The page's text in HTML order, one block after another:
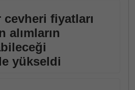
fiyatları
alımların
yükseldi